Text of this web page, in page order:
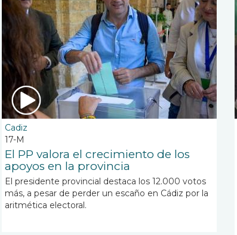
Cadiz
17-M
El PP valora el crecimiento de los
apoyos en la provincia
El presidente provincial destaca los 12.000 votos
más, a pesar de perder un escaño en Cádiz por la
aritmética electoral.